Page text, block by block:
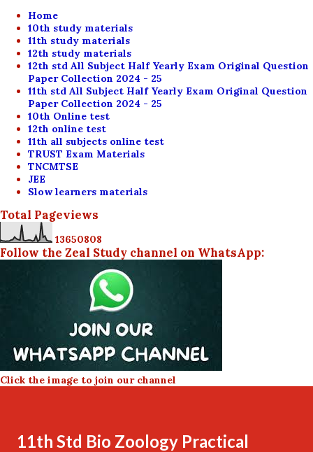
Home
10th study materials
11th study materials
12th study materials
12th std All Subject Half Yearly Exam Original Question
Paper Collection 2024 - 25
11th std All Subject Half Yearly Exam Original Question
Paper Collection 2024 - 25
10th Online test
12th online test
11th all subjects online test
TRUST Exam Materials
TNCMTSE
JEE
Slow learners materials
Total Pageviews
13650808
Follow the Zeal Study channel on WhatsApp:
Click the image to join our channel
11th Std Bio Zoology Practical